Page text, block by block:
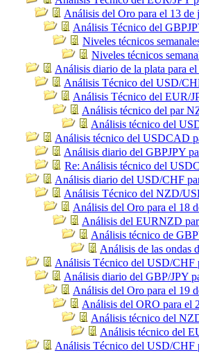
Análisis del Oro para el 13 de
Análisis Técnico del
Niveles técnicos
Niveles técnicos
Análisis diario de la plata para
Análisis Técnico del USD/
Análisis Técnico del EUR/
Análisis técnico del par
Análisis técnico del
Análisis técnico del USDCAD
Análisis diario del GBPJPY
Re: Análisis técnico del
Análisis diario del USD/CHF
Análisis Técnico del NZD/
Análisis del Oro para el 18
Análisis del EURNZD
Análisis técnico de
Análisis de las ondas
Análisis Técnico del USD/CHF
Análisis diario del GBP/JPY
Análisis del Oro para el 19
Análisis del ORO para el
Análisis técnico del
Análisis técnico del
Análisis Técnico del USD/CHF